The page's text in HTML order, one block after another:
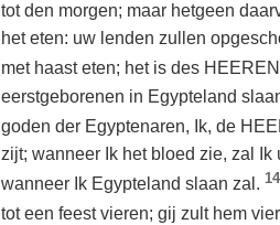
tot den morgen; maar hetgeen
het eten: uw lenden zullen
met haast eten; het is des
eerstgeborenen in Egypteland
goden der Egyptenaren, Ik, de
zijt; wanneer Ik het bloed zie, zal
wanneer Ik Egypteland slaan zal. 14
tot een feest vieren; gij zult hem